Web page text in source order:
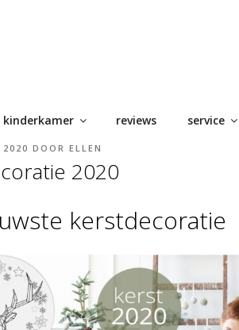
kinderkamer reviews service
2020 DOORELLEN
2020
kerstdecoratie